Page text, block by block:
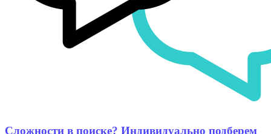
Сложности в поиске? Индивидуально подберем